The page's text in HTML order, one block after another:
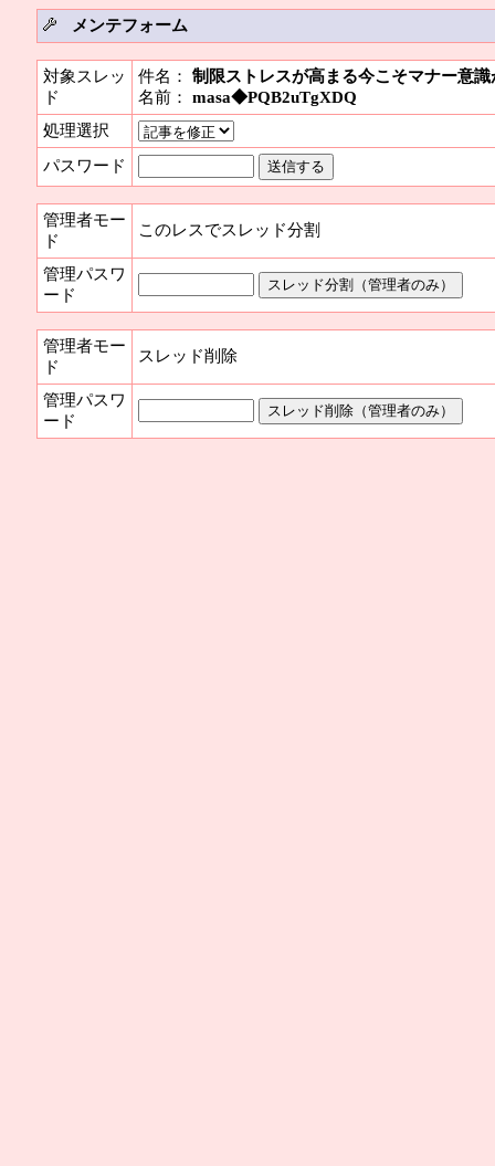
メンテフォーム
対象スレッ
ド
件名： 制限ストレスが高まる今こそマナー意
名前： masa◆PQB2uTgXDQ
処理選択
パスワード
管理者モー
ド
このレスでスレッド分割
管理パスワ
ード
管理者モー
ド
スレッド削除
管理パスワ
ード